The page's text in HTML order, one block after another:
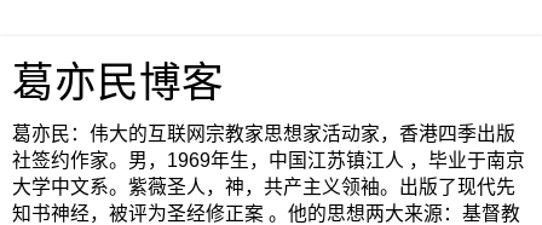
葛亦民博客
葛亦民：伟大的互联网宗教家思想家活动家，香港四季出版
社签约作家。男，1969年生，中国江苏镇江人 ，毕业于南京
大学中文系。紫薇圣人，神，共产主义领袖。出版了现代先
知书神经，被评为圣经修正案 。他的思想两大来源：基督教